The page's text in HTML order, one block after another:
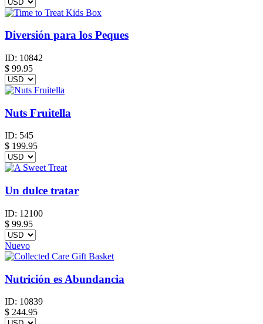
Diversión para los Peques
ID: 10842
$ 99.95
Nuts Fruitella
ID: 545
$ 199.95
Un dulce tratar
ID: 12100
$ 99.95
Nuevo
Nutrición es Abundancia
ID: 10839
$ 244.95